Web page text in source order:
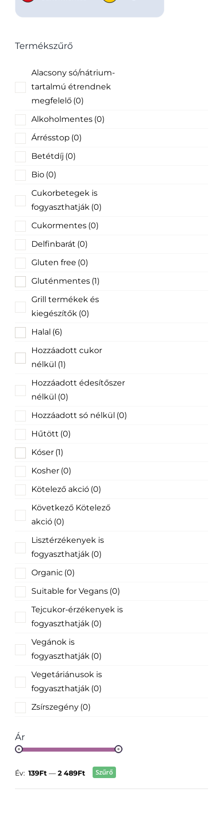
Termékszűrő
Alacsony só/nátrium-
tartalmú étrendnek
megfelelő (0)
Alkoholmentes (0)
Árrésstop (0)
Betétdíj (0)
Bio (0)
Cukorbetegek is
fogyaszthatják (0)
Cukormentes (0)
Delfinbarát (0)
Gluten free (0)
Gluténmentes (1)
Grill termékek és
kiegészítők (0)
Halal (6)
Hozzáadott cukor
nélkül (1)
Hozzáadott édesítőszer
nélkül (0)
Hozzáadott só nélkül (0)
Hűtött (0)
Kóser (1)
Kosher (0)
Kötelező akció (0)
Következő Kötelező
akció (0)
Lisztérzékenyek is
fogyaszthatják (0)
Organic (0)
Suitable for Vegans (0)
Tejcukor-érzékenyek is
fogyaszthatják (0)
Vegánok is
fogyaszthatják (0)
Vegetáriánusok is
fogyaszthatják (0)
Zsírszegény (0)
Ár
Szűrő
Év: 139Ft — 2 489Ft